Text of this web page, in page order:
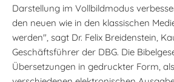
Darstellung im Vollbildmodus
den neuen wie in den klassischen
werden", sagt Dr. Felix Breidenstein,
Geschäftsführer der DBG. Die
Übersetzungen in gedruckter Form,